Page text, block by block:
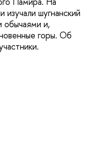
шугнанский
обычаями и,
горы. Об